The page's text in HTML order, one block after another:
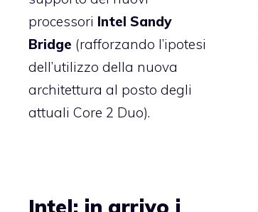
processori Intel Sandy
Bridge (rafforzando l’ipotesi
dell’utilizzo della nuova
architettura al posto degli
attuali Core 2 Duo).
Intel: in arrivo i